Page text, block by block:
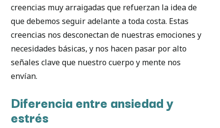
creencias muy arraigadas que refuerzan la idea de
que debemos seguir adelante a toda costa. Estas
creencias nos desconectan de nuestras emociones y
necesidades básicas, y nos hacen pasar por alto
señales clave que nuestro cuerpo y mente nos
envían.
Diferencia entre ansiedad y
estrés